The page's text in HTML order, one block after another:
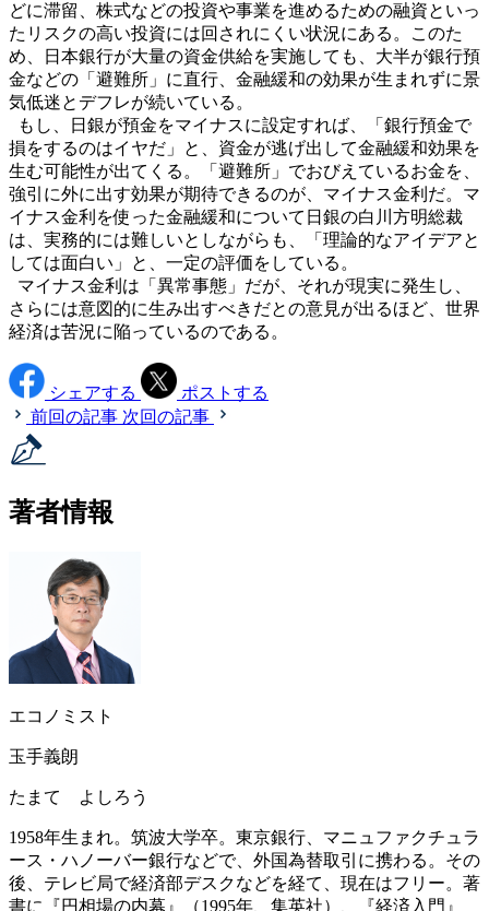
どに滞留、株式などの投資や事業を進めるための融資といっ
たリスクの高い投資には回されにくい状況にある。このた
め、日本銀行が大量の資金供給を実施しても、大半が銀行預
金などの「避難所」に直行、金融緩和の効果が生まれずに景
気低迷とデフレが続いている。
もし、日銀が預金をマイナスに設定すれば、「銀行預金で
損をするのはイヤだ」と、資金が逃げ出して金融緩和効果を
生む可能性が出てくる。「避難所」でおびえているお金を、
強引に外に出す効果が期待できるのが、マイナス金利だ。マ
イナス金利を使った金融緩和について日銀の白川方明総裁
は、実務的には難しいとしながらも、「理論的なアイデアと
しては面白い」と、一定の評価をしている。
マイナス金利は「異常事態」だが、それが現実に発生し、
さらには意図的に生み出すべきだとの意見が出るほど、世界
経済は苦況に陥っているのである。
シェアする
ポストする
前回の記事 次回の記事
著者情報
エコノミスト
玉手義朗
たまて よしろう
1958年生まれ。筑波大学卒。東京銀行、マニュファクチュラ
ース・ハノーバー銀行などで、外国為替取引に携わる。その
後、テレビ局で経済部デスクなどを経て、現在はフリー。著
書に『円相場の内幕』（1995年、集英社）、『経済入門』